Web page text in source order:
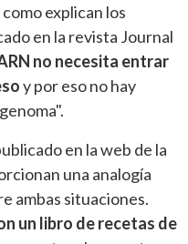
explican los
en la revista Journal
no necesita entrar
y por eso no hay
en la web de la
una analogía
ambas situaciones.
un libro de recetas de